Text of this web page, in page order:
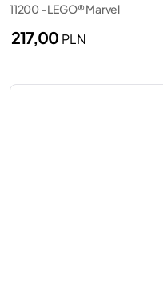
11200 - LEGO® Marvel
217,00 PLN